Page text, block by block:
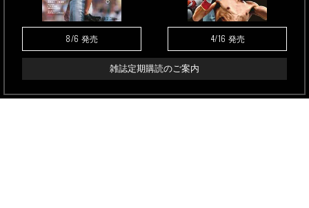
8/6 発売 4/16 発売
雑誌定期購読のご案内